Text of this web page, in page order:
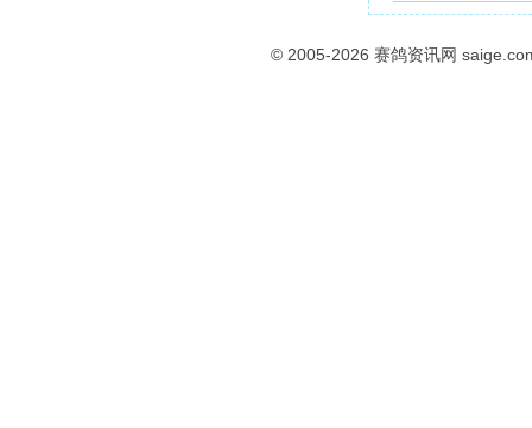
© 2005-2026 赛鸽资讯网